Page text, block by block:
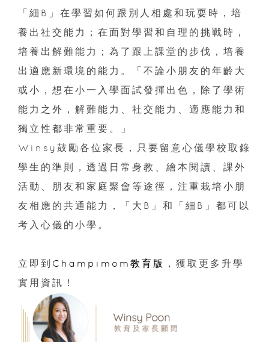
「細B」在學習如何跟別人相處和玩耍時，培
養出社交能力；在面對學習和自理的挑戰時，
培養出解難能力；為了跟上課堂的步伐，培養
出適應新環境的能力。「不論小朋友的年齡大
或小，想在小一入學面試發揮出色，除了學術
能力之外，解難能力、社交能力、適應能力和
獨立性都非常重要。」
Winsy鼓勵各位家長，只要留意心儀學校取錄
學生的準則，透過日常身教、繪本閱讀、課外
活動、朋友和家庭聚會等途徑，注重栽培小朋
友相應的共通能力，「大B」和「細B」都可以
考入心儀的小學。
立即到 Champimom教育版
，獲取更多升學
實用資訊！